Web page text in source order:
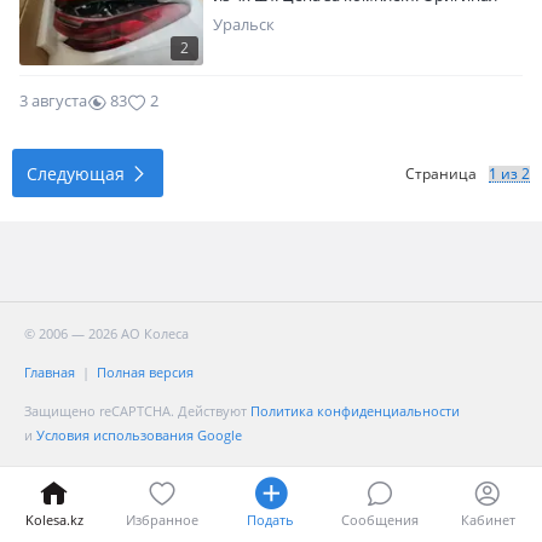
2
Уральск
3 августа 83 2
Следующая Страница
© 2006 — 2026 АО Колеса
Главная Полная версия
Защищено reCAPTCHA. Действуют Политика конфиденциальности
и Условия использования Google
Kolesa.kz Избранное Подать Сообщения Кабинет